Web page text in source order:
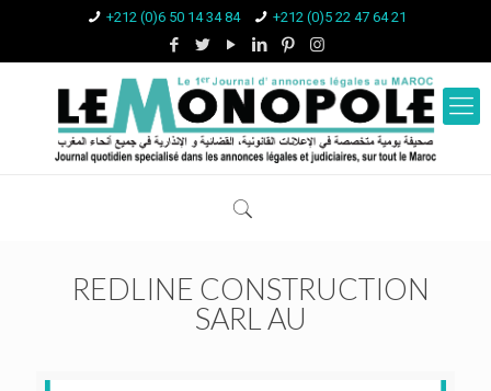
+212 (0)6 50 14 34 84 +212 (0)5 22 47 64 21
REDLINE CONSTRUCTION
SARL AU